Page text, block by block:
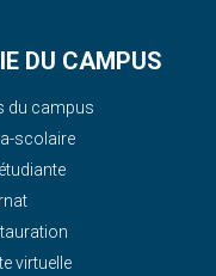
DU CAMPUS
du campus
scolaire
virtuelle